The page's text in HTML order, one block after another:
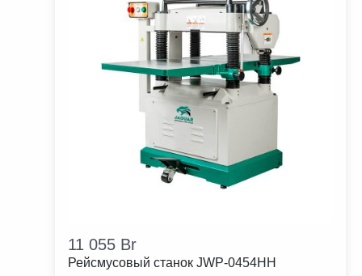
11 055 Br
Рейсмусовый станок JWP-0454HH